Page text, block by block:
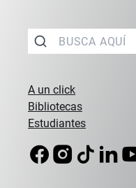
A un click
Bibliotecas
Estudiantes
Ibáñez.
...